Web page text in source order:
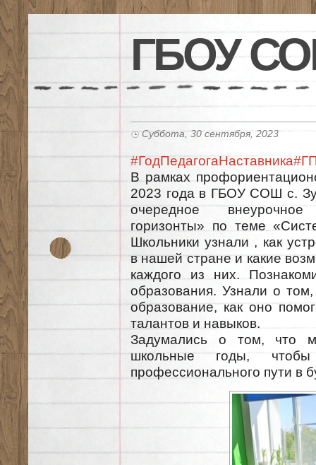
ГБОУ
Суббота, 30 сентября, 2023
#ГодПедагогаНаставника
В рамках
2023 года в ГБОУ СОШ с.
очередное
горизонты» по теме
Школьники узнали , как
в нашей стране и какие
каждого из них.
образования. Узнали о
образование, как оно
талантов и навыков.
Задумались о том, что
школьные годы, чтобы
профессионального пути в